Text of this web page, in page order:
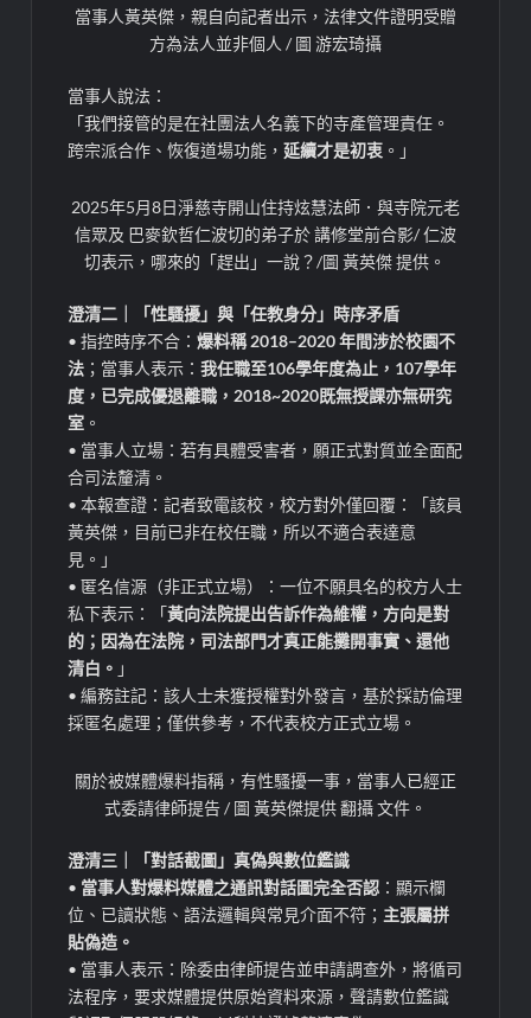
當事人黃英傑，親自向記者出示，法律文件證明受贈
方為法人並非個人 / 圖 游宏琦攝
當事人說法：
「我們接管的是在社團法人名義下的寺產管理責任。
跨宗派合作、恢復道場功能，延續才是初衷 。」
2025年5月8日淨慈寺開山住持炫慧法師．與寺院元老
信眾及 巴麥欽哲仁波切的弟子於 講修堂前合影/ 仁波
切表示，哪來的「趕出」一說？/圖 黃英傑 提供。
澄清二｜「性騷擾」與「任教身分」時序矛盾
• 指控時序不合：爆料稱 2018–2020 年間涉於校園不
法 ；當事人表示：我任職至106學年度為止，107學年
度，已完成優退離職，2018~2020既無授課亦無研究
室 。
• 當事人立場：若有具體受害者，願正式對質並全面配
合司法釐清。
• 本報查證：記者致電該校，校方對外僅回覆：「該員
黃英傑，目前已非在校任職，所以不適合表達意
見。」
• 匿名信源（非正式立場）：一位不願具名的校方人士
私下表示：「黃向法院提出告訴作為維權，方向是對
的；因為在法院，司法部門才真正能攤開事實、還他
清白。 」
• 編務註記：該人士未獲授權對外發言，基於採訪倫理
採匿名處理；僅供參考，不代表校方正式立場。
關於被媒體爆料指稱，有性騷擾一事，當事人已經正
式委請律師提告 / 圖 黃英傑提供 翻攝 文件。
澄清三｜「對話截圖」真偽與數位鑑識
• 當事人對爆料媒體之通訊對話圖完全否認 ：顯示欄
位、已讀狀態、語法邏輯與常見介面不符； 主張屬拼
貼偽造。
• 當事人表示：除委由律師提告並申請調查外，將循司
法程序，要求媒體提供原始資料來源，聲請數位鑑識